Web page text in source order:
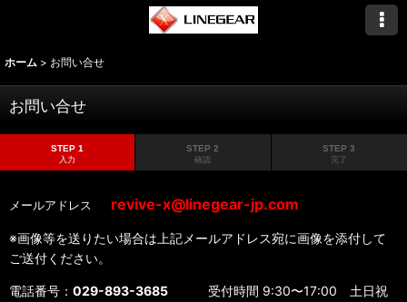
ホーム > お問い合せ
お問い合せ
STEP 1
入力
STEP 2
確認
STEP 3
完了
メールアドレス revive-x@linegear-jp.com
※画像等を送りたい場合は上記メールアドレス宛に画像を添付して
ご送付ください。
電話番号： 029-893-3685 受付時間 9:30〜17:00 土日祝